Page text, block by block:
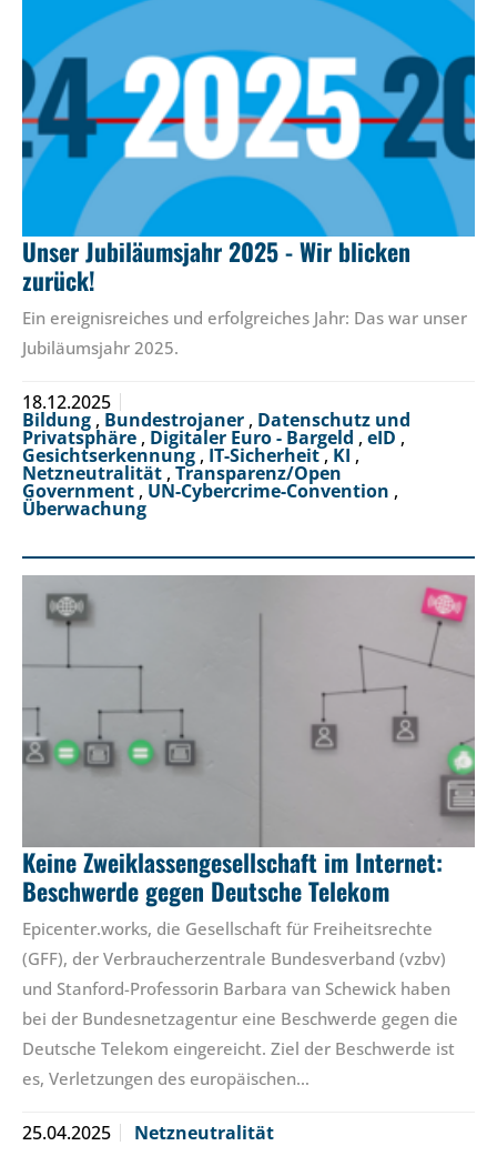
Unser Jubiläumsjahr 2025 - Wir blicken
zurück!
Ein ereignisreiches und erfolgreiches Jahr: Das war unser
Jubiläumsjahr 2025.
18.12.2025
Bildung , Bundestrojaner , Datenschutz und
Privatsphäre , Digitaler Euro - Bargeld , eID ,
Gesichtserkennung , IT-Sicherheit, KI ,
Netzneutralität , Transparenz/Open
Government , UN-Cybercrime-Convention ,
Überwachung
Keine Zweiklassengesellschaft im Internet:
Beschwerde gegen Deutsche Telekom
Epicenter.works, die Gesellschaft für Freiheitsrechte
(GFF), der Verbraucherzentrale Bundesverband (vzbv)
und Stanford-Professorin Barbara van Schewick haben
bei der Bundesnetzagentur eine Beschwerde gegen die
Deutsche Telekom eingereicht. Ziel der Beschwerde ist
es, Verletzungen des europäischen…
25.04.2025 Netzneutralität